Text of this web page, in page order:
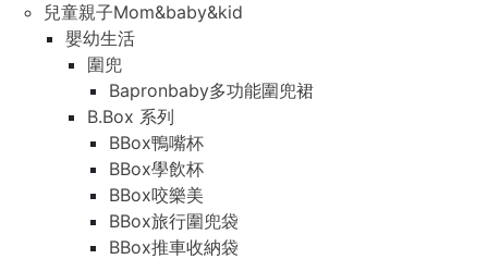
兒童親子Mom&baby&kid
嬰幼生活
圍兜
Bapronbaby多功能圍兜裙
B.Box 系列
BBox鴨嘴杯
BBox學飲杯
BBox咬樂美
BBox旅行圍兜袋
BBox推車收納袋